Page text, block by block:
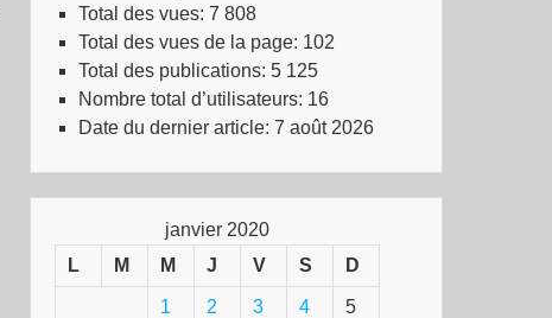
Total des vues: 7 808
Total des vues de la page: 102
Total des publications: 5 125
Nombre total d’utilisateurs: 16
Date du dernier article: 7 août 2026
janvier 2020
L
M M J V S D
1 2 3 4 5